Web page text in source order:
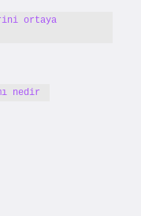
ortaya
nedir